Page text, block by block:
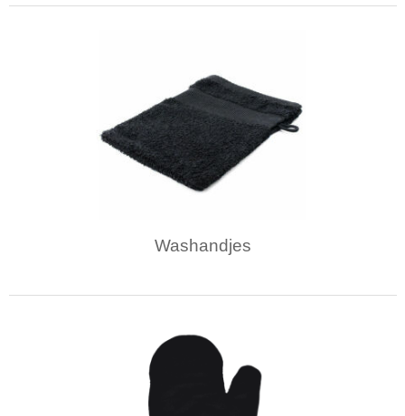
Washandjes